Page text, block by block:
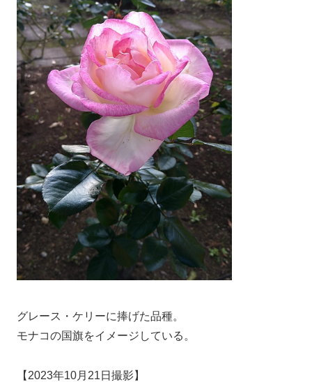
グレース・ケリーに捧げた品種。
モナコの国旗をイメージしている。
【2023年10月21日撮影】